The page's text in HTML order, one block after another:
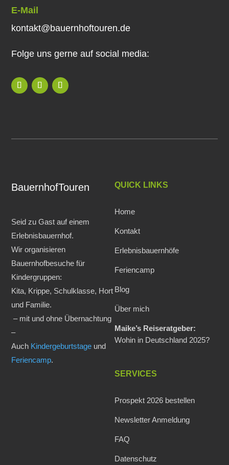
E-Mail
kontakt@bauernhoftouren.de
Folge uns gerne auf social media:
BauernhofTouren
Seid zu Gast auf einem
Erlebnisbauernhof.
Wir organisieren
Bauernhofbesuche für
Kindergruppen:
Kita, Krippe, Schulklasse, Hort
und Familie.
– mit und ohne Übernachtung
–
Auch Kindergeburtstage und
Feriencamp.
QUICK LINKS
Home
Kontakt
Erlebnisbauernhöfe
Feriencamp
Blog
Über mich
Maike’s Reiseratgeber:
Wohin in Deutschland 2025?
SERVICES
Prospekt 2026 bestellen
Newsletter Anmeldung
FAQ
Datenschutz